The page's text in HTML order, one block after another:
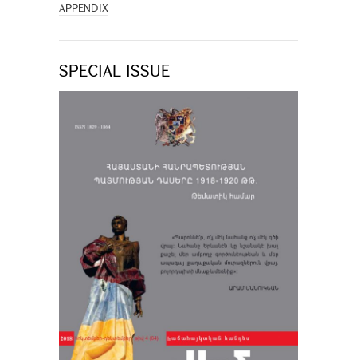
APPENDIX
SPECIAL ISSUE